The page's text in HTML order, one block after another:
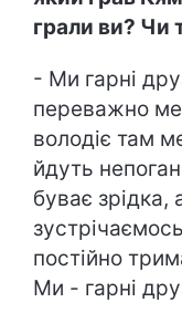
грали ви? Чи
- Ми гарні
переважно
володіє там
йдуть
буває зрідка,
постійно
Ми - гарні